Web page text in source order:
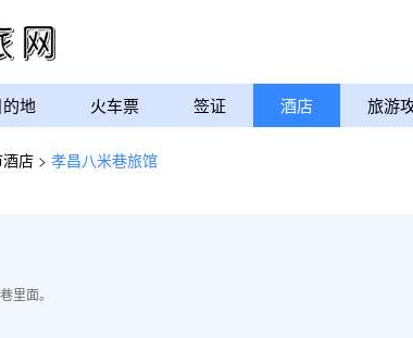
的地 火车票 签证 酒店 旅游
店 > 孝昌八米巷旅馆
里面。